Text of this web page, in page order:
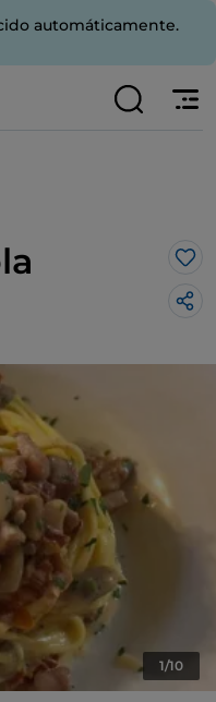
automáticamente.
Me
1/10